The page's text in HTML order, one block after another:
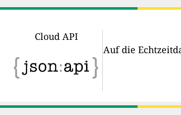
Cloud API
Auf die